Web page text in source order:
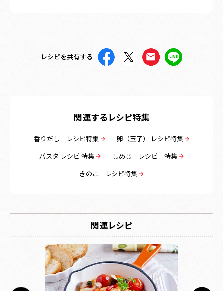
レシピを共有する
関連するレシピ特集
香りだし レシピ特集
卵（玉子） レシピ特集
パスタ レシピ 特集
しめじ レシピ 特集
きのこ レシピ特集
関連レシピ